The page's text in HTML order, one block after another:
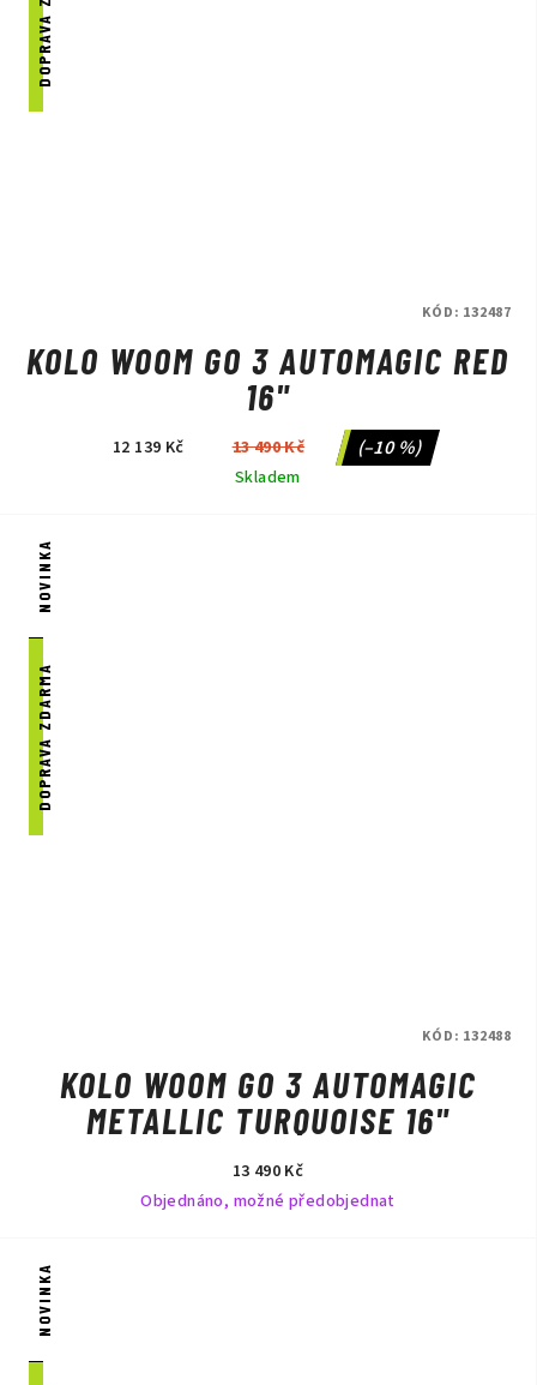
KOLO WOOM GO 3 AUTOMAGIC RED
16"
12 139 Kč 13 490 Kč (–10 %)
Skladem
KÓD: 132487
NOVINKA
DOPRAVA ZDARMA
KOLO WOOM GO 3 AUTOMAGIC
METALLIC TURQUOISE 16"
13 490 Kč
Objednáno, možné předobjednat
KÓD: 132488
NOVINKA